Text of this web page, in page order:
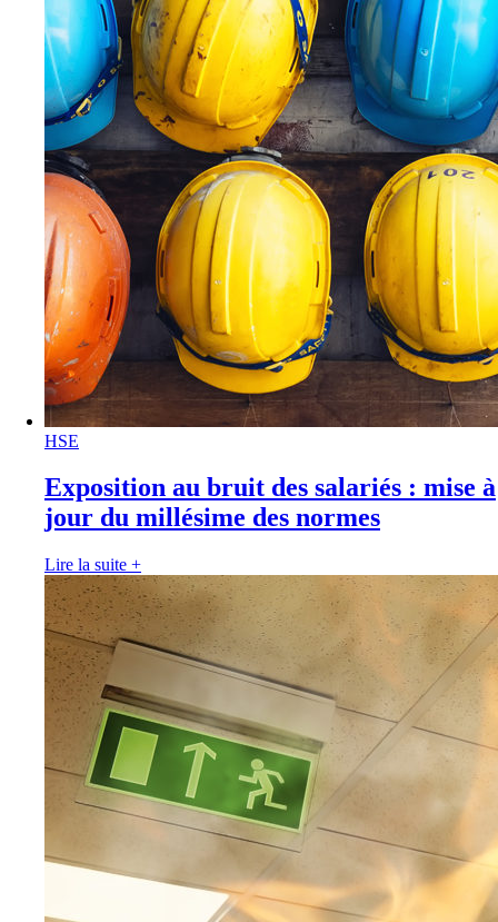
HSE
Exposition au bruit des salariés : mise à
jour du millésime des normes
Lire la suite +